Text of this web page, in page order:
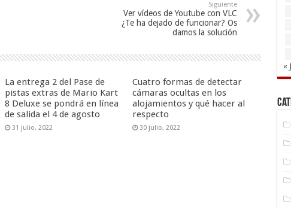
Siguiente
Ver vídeos de Youtube con VLC
¿Te ha dejado de funcionar? Os
damos la solución
La entrega 2 del Pase de
pistas extras de Mario Kart
8 Deluxe se pondrá en línea
de salida el 4 de agosto
31 julio, 2022
Cuatro formas de detectar
cámaras ocultas en los
alojamientos y qué hacer al
respecto
30 julio, 2022
«